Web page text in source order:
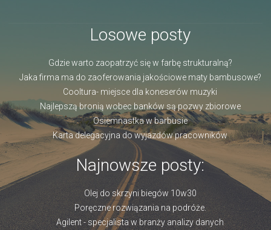
Losowe posty
Gdzie warto zaopatrzyć się w farbę strukturalną?
Jaka firma ma do zaoferowania jakościowe maty bambusowe?
Cooltura- miejsce dla koneserów muzyki
Najlepszą bronią wobec banków są pozwy zbiorowe
Osiemnastka w barbusie
Karta delegacyjna do wyjazdów pracowników
Najnowsze posty:
Olej do skrzyni biegów 10w30
Poręczne rozwiązania na podróże.
Agilent - specjalista w branży analizy danych